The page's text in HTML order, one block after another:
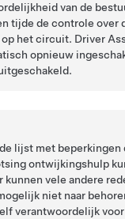
van de
tijde de controle over
op het circuit. Driver
opnieuw
lijst met beperkingen
ontwijkingshulp
kunnen vele andere
niet naar
verantwoordelijk